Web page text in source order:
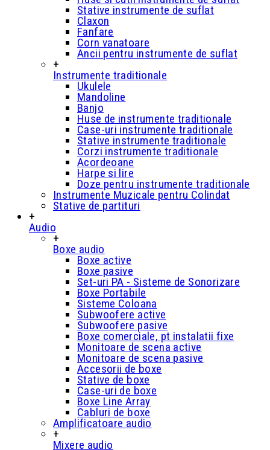
Stative instrumente de suflat
Claxon
Fanfare
Corn vanatoare
Ancii pentru instrumente de suflat
+
Instrumente traditionale
Ukulele
Mandoline
Banjo
Huse de instrumente traditionale
Case-uri instrumente traditionale
Stative instrumente traditionale
Corzi instrumente traditionale
Acordeoane
Harpe si lire
Doze pentru instrumente traditionale
Instrumente Muzicale pentru Colindat
Stative de partituri
+
Audio
+
Boxe audio
Boxe active
Boxe pasive
Set-uri PA - Sisteme de Sonorizare
Boxe Portabile
Sisteme Coloana
Subwoofere active
Subwoofere pasive
Boxe comerciale, pt instalatii fixe
Monitoare de scena active
Monitoare de scena pasive
Accesorii de boxe
Stative de boxe
Case-uri de boxe
Boxe Line Array
Cabluri de boxe
Amplificatoare audio
+
Mixere audio